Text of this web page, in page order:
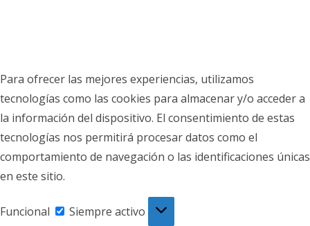
Para ofrecer las mejores experiencias, utilizamos
tecnologías como las cookies para almacenar y/o acceder a
la información del dispositivo. El consentimiento de estas
tecnologías nos permitirá procesar datos como el
comportamiento de navegación o las identificaciones únicas
en este sitio.
Funcional Funcional
Siempre activo